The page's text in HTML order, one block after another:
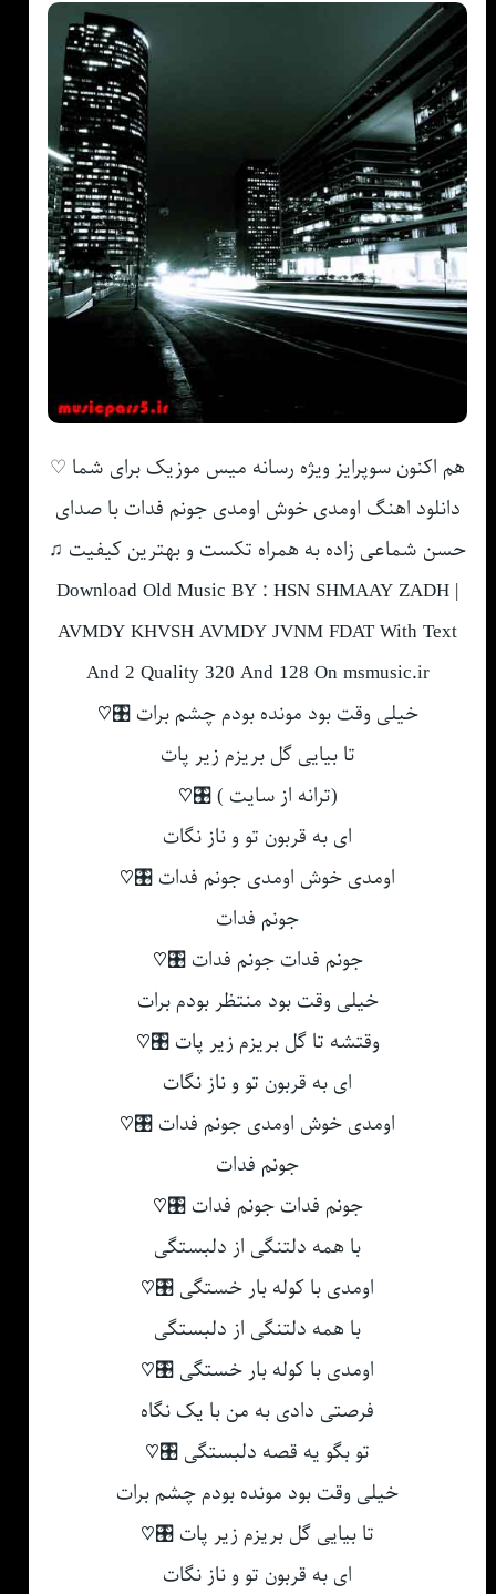
هم اکنون سوپرایز ویژه رسانه میس موزیک برای شما ♡
دانلود اهنگ اومدی خوش اومدی جونم فدات با صدای
حسن شماعی زاده به همراه تکست و بهترین کیفیت ♫
Download Old Music BY : HSN SHMAAY ZADH |
AVMDY KHVSH AVMDY JVNM FDAT With Text
And 2 Quality 320 And 128 On msmusic.ir
خیلی وقت بود مونده بودم چشم برات 🎛♡
تا بیایی گل بریزم زیر پات
(ترانه از سایت ) 🎛♡
ای به قربون تو و ناز نگات
اومدی خوش اومدی جونم فدات 🎛♡
جونم فدات
جونم فدات جونم فدات 🎛♡
خیلی وقت بود منتظر بودم برات
وقتشه تا گل بریزم زیر پات 🎛♡
ای به قربون تو و ناز نگات
اومدی خوش اومدی جونم فدات 🎛♡
جونم فدات
جونم فدات جونم فدات 🎛♡
با همه دلتنگی از دلبستگی
اومدی با کوله بار خستگی 🎛♡
با همه دلتنگی از دلبستگی
اومدی با کوله بار خستگی 🎛♡
فرصتی دادی به من با یک نگاه
تو بگو یه قصه دلبستگی 🎛♡
خیلی وقت بود مونده بودم چشم برات
تا بیایی گل بریزم زیر پات 🎛♡
ای به قربون تو و ناز نگات